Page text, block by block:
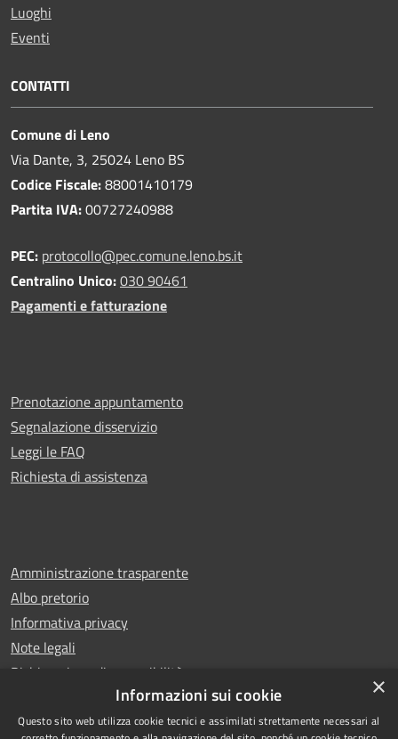
Luoghi
Eventi
CONTATTI
Comune di Leno
Via Dante, 3, 25024 Leno BS
Codice Fiscale:88001410179
Partita IVA:00727240988
PEC: protocollo@pec.comune.leno.bs.it
Centralino Unico:030 90461
Pagamenti e fatturazione
Prenotazione appuntamento
Segnalazione disservizio
Leggi le FAQ
Richiesta di assistenza
Amministrazione trasparente
Albo pretorio
Informativa privacy
Note legali
Dichiarazione di accessibilità
×
Informazioni sui cookie
Questo sito web utilizza cookie tecnici e assimilati strettamente necessari al